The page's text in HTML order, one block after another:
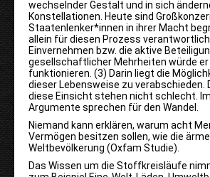
wechselnder Gestalt und in sich
Konstellationen. Heute sind
Staatenlenker*innen in ihrer Macht
allein für diesen Prozess
Einvernehmen bzw. die aktive
gesellschaftlicher Mehrheiten würde
funktionieren. (3) Darin liegt die
dieser Lebensweise zu verabschieden.
diese Einsicht stehen nicht schlecht.
Argumente sprechen für den Wandel.
Niemand kann erklären, warum acht
Vermögen besitzen sollen, wie die
Weltbevölkerung (Oxfam Studie).
Das Wissen um die Stoffkreisläufe